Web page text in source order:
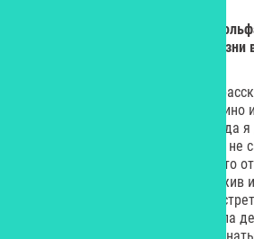
Вы изучали биографию
интересные открытия из его
– Об одном из таких событий я
информация о Рудольфе Валентино
же есть кое-что интересное. Когда
во время похорон в гробу лежал
воды. Также я выяснил, что за это
узнать, что его племянник еще
вылетели из Лос-Анджелеса и
парком. Он подтвердил, что кукла